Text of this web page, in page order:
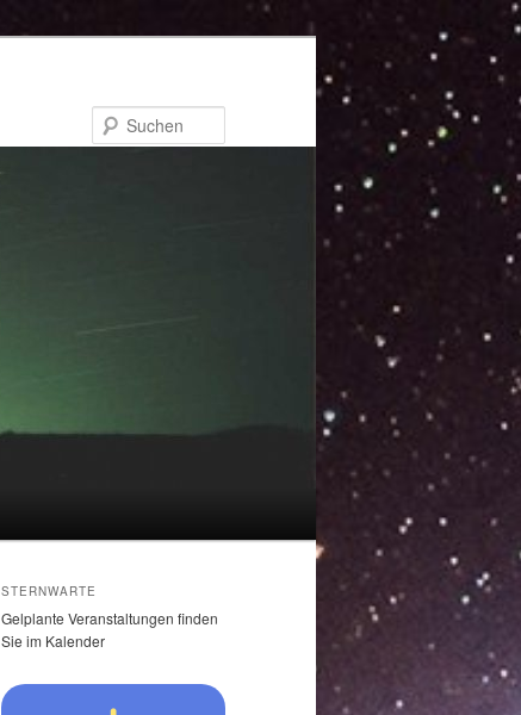
STERNWARTE
Gelplante Veranstaltungen finden
Sie im Kalender